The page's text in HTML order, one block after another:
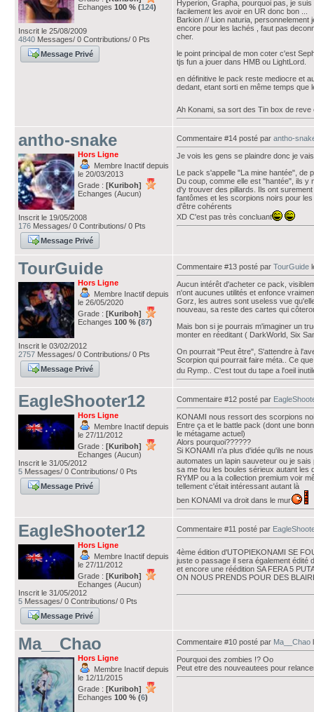
Echanges 100 % (124)
Inscrit le 25/08/2009
4840 Messages/ 0 Contributions/ 0 Pts
Message Privé
Hyperion, Grapha, pourquoi pas, je
facilement les avoir en UR donc bon ...
Barkion // Lion naturia, personnelement
encore pour les lachés , faut pas
cher.
le point principal de mon coter c'est
tjs fun a jouer dans HMB ou LightLord.
en définitive le pack reste mediocre et
dedant, etant sorti en même temps que
Ah Konami, sa sort des Tin box de reve
antho-snake
Hors Ligne
Membre Inactif depuis
le 20/03/2013
Grade : [Kuriboh]
Echanges (Aucun)
Inscrit le 19/05/2008
176 Messages/ 0 Contributions/ 0 Pts
Message Privé
Commentaire #14 posté par antho-
Je vois les gens se plaindre donc je
Le pack s'appelle "La mine hantée", de
Du coup, comme elle est "hantée", ils y
d'y trouver des pillards. Ils ont
fantômes et les scorpions noirs pour
d'être cohérents
XD C'est pas très concluant
TourGuide
Hors Ligne
Membre Inactif depuis
le 26/05/2020
Grade : [Kuriboh]
Echanges 100 % (87)
Inscrit le 03/02/2012
2757 Messages/ 0 Contributions/ 0 Pts
Message Privé
Commentaire #13 posté par TourGuide
Aucun intérêt d'acheter ce pack,
n'ont aucunes utilités et enfonce
Gorz, les autres sont useless vue
nouveau, sa reste des cartes qui
Mais bon si je pourrais m'imaginer un
monter en réeditant ( DarkWorld, Six
On pourrait "Peut être", S'attendre à
Scorpion qui pourrait faire méta.. Ce
du Rymp.. C'est tout du tape a l'oeil
EagleShooter12
Hors Ligne
Membre Inactif depuis
le 27/11/2012
Grade : [Kuriboh]
Echanges (Aucun)
Inscrit le 31/05/2012
5 Messages/ 0 Contributions/ 0 Pts
Message Privé
Commentaire #12 posté par
KONAMI nous ressort des scorpions
Entre ça et le battle pack (dont une
le métagame actuel)
Alors pourquoi??????
Si KONAMI n'a plus d'idée qu'ils ne
automates un lapin sauveteur ou je
sa me fou les boules sérieux autant les
RYMP ou a la collection premium voir
tellement c'était intéressant autant là
ben KONAMI va droit dans le mur
EagleShooter12
Hors Ligne
Membre Inactif depuis
le 27/11/2012
Grade : [Kuriboh]
Echanges (Aucun)
Inscrit le 31/05/2012
5 Messages/ 0 Contributions/ 0 Pts
Message Privé
Commentaire #11 posté par
4ème édition d'UTOPIEKONAMI SE
juste o passage il sera également édité
et encore une réédition SA FERA 5
ON NOUS PRENDS POUR DES
Ma__Chao
Hors Ligne
Membre Inactif depuis
le 12/11/2015
Grade : [Kuriboh]
Echanges 100 % (6)
Commentaire #10 posté par Ma__Chao
Pourquoi des zombies !? Oo
Peut etre des nouveautees pour